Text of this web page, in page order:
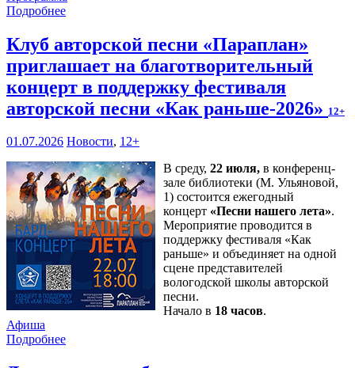
Подробнее
Клуб авторской песни «Параплан»
приглашает на благотворительный
концерт в поддержку фестиваля
авторской песни «Как раньше-2026» 12+
01.07.2026 Новости, 12+
В среду, 22 июля, в конференц-
зале библиотеки (М. Ульяновой,
1) состоится ежегодный
концерт «Песни нашего лета».
Мероприятие проводится в
поддержку фестиваля «Как
раньше» и объединяет на одной
сцене представителей
вологодской школы авторской
песни.
Начало в 18 часов.
Афиша
Подробнее